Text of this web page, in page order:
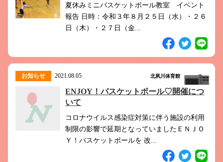
夏休みミニバスケットボール教室 イベント
報告 日時：令和３年８月２５日（水）・２６
日（木）・２７日（金...
お知らせ 2021.08.05 北夙川体育館
ENJOY！バスケットボール♡開催につ
いて
コロナウイルス感染症対策に伴う施設の利用
制限の影響で延期となっていましたＥＮＪＯ
Ｙ！バスケットボールを 改...